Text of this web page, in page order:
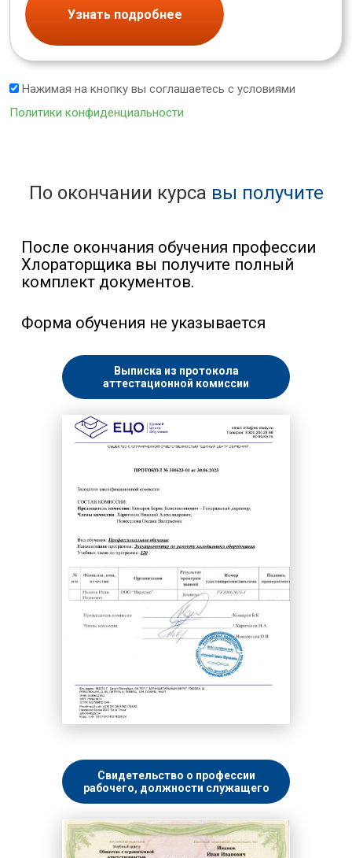
Узнать подробнее
Нажимая на кнопку вы соглашаетесь с условиями
Политики конфиденциальности
По окончании курса вы получите
После окончания обучения профессии
Хлораторщика вы получите полный
комплект документов.
Форма обучения не указывается
Выписка из протокола
аттестационной комиссии
Свидетельство о профессии
рабочего, должности служащего